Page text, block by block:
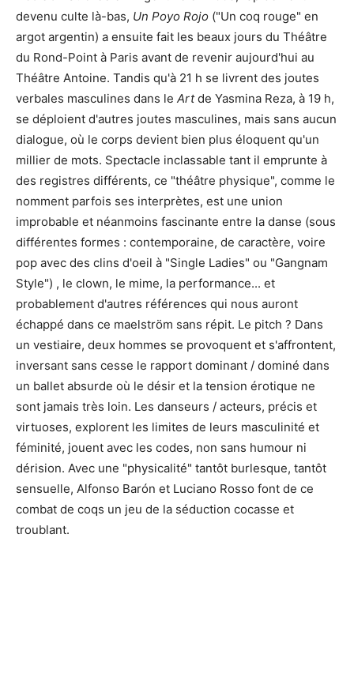
devenu culte là-bas, Un Poyo Rojo ("Un coq rouge" en
argot argentin) a ensuite fait les beaux jours du Théâtre
du Rond-Point à Paris avant de revenir aujourd'hui au
Théâtre Antoine. Tandis qu'à 21 h se livrent des joutes
verbales masculines dans le Artde Yasmina Reza, à 19 h,
se déploient d'autres joutes masculines, mais sans aucun
dialogue, où le corps devient bien plus éloquent qu'un
millier de mots. Spectacle inclassable tant il emprunte à
des registres différents, ce "théâtre physique", comme le
nomment parfois ses interprètes, est une union
improbable et néanmoins fascinante entre la danse (sous
différentes formes : contemporaine, de caractère, voire
pop avec des clins d'oeil à "Single Ladies" ou "Gangnam
Style") , le clown, le mime, la performance... et
probablement d'autres références qui nous auront
échappé dans ce maelström sans répit. Le pitch ? Dans
un vestiaire, deux hommes se provoquent et s'affrontent,
inversant sans cesse le rapport dominant / dominé dans
un ballet absurde où le désir et la tension érotique ne
sont jamais très loin. Les danseurs / acteurs, précis et
virtuoses, explorent les limites de leurs masculinité et
féminité, jouent avec les codes, non sans humour ni
dérision. Avec une "physicalité" tantôt burlesque, tantôt
sensuelle, Alfonso Barón et Luciano Rosso font de ce
combat de coqs un jeu de la séduction cocasse et
troublant.